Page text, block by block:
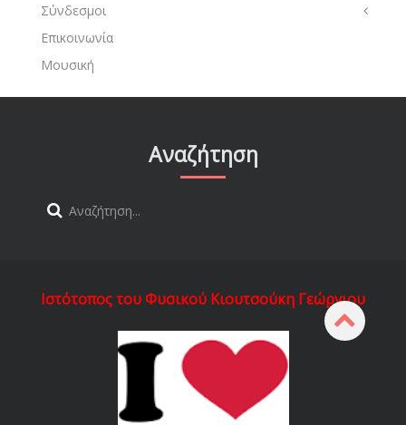
Σύνδεσμοι
Επικοινωνία
Μουσική
Αναζήτηση
Ιστότοπος του Φυσικού Κιουτσούκη Γεώργιου